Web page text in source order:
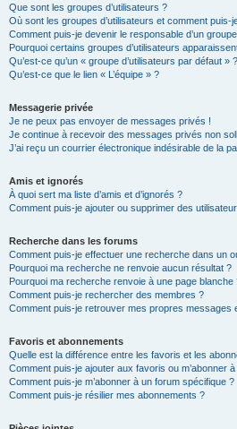
Que sont les groupes d’utilisateurs ?
Où sont les groupes d’utilisateurs et comment puis-
Comment puis-je devenir le responsable d’un
Pourquoi certains groupes d’utilisateurs
Qu’est-ce qu’un « groupe d’utilisateurs par défaut » ?
Qu’est-ce que le lien « L’équipe » ?
Messagerie privée
Je ne peux pas envoyer de messages privés !
Je continue à recevoir des messages privés non
J’ai reçu un courrier électronique indésirable de la
Amis et ignorés
À quoi sert ma liste d’amis et d’ignorés ?
Comment puis-je ajouter ou supprimer des
Recherche dans les forums
Comment puis-je effectuer une recherche dans un
Pourquoi ma recherche ne renvoie aucun résultat ?
Pourquoi ma recherche renvoie à une page blanche
Comment puis-je rechercher des membres ?
Comment puis-je retrouver mes propres messages
Favoris et abonnements
Quelle est la différence entre les favoris et les
Comment puis-je ajouter aux favoris ou m’abonner
Comment puis-je m’abonner à un forum spécifique ?
Comment puis-je résilier mes abonnements ?